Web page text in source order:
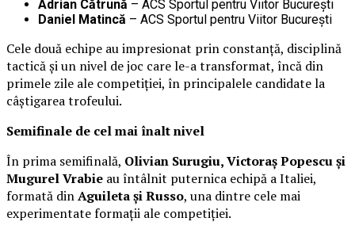
Adrian Cătrună – ACS Sportul pentru Viitor București
Daniel Matincă – ACS Sportul pentru Viitor București
Cele două echipe au impresionat prin constanță, disciplină
tactică și un nivel de joc care le-a transformat, încă din
primele zile ale competiției, în principalele candidate la
câștigarea trofeului.
Semifinale de cel mai înalt nivel
În prima semifinală, Olivian Surugiu, Victoraș Popescu și
Mugurel Vrabie au întâlnit puternica echipă a Italiei,
formată dinAguileta și Russo, una dintre cele mai
experimentate formații ale competiției.